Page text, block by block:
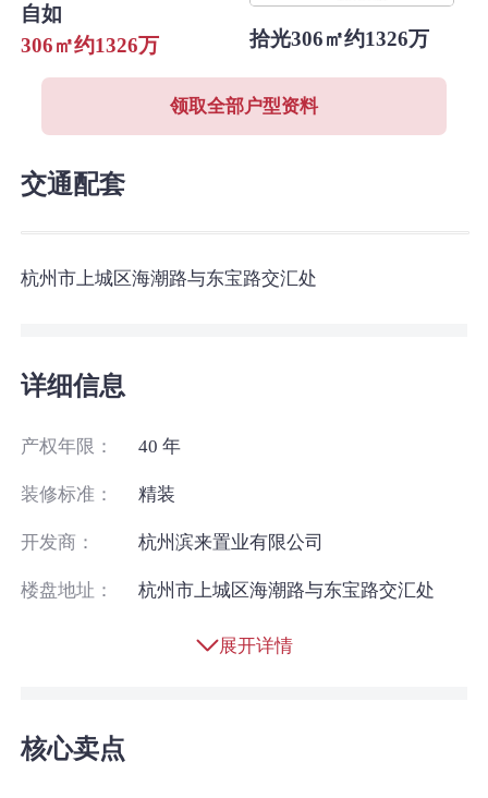
自如
306㎡约1326万
拾光306㎡约1326万
领取全部户型资料
交通配套
杭州市上城区海潮路与东宝路交汇处
详细信息
产权年限： 40 年
装修标准： 精装
开发商： 杭州滨来置业有限公司
楼盘地址： 杭州市上城区海潮路与东宝路交汇处
展开详情
核心卖点